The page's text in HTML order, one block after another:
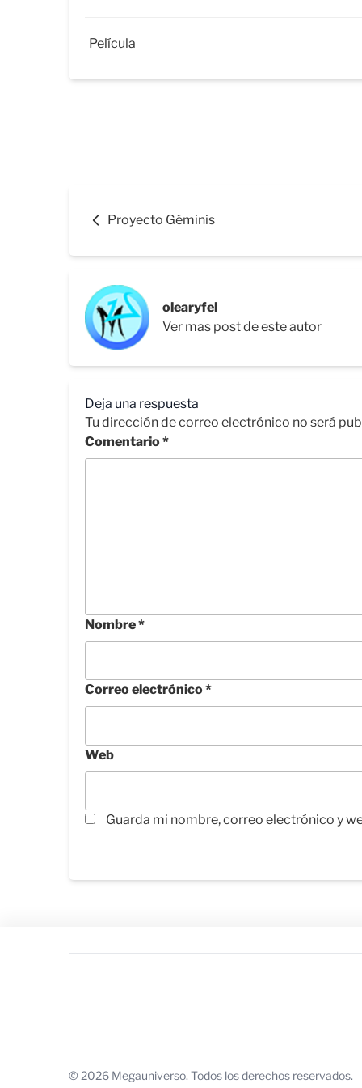
Película
Proyecto Géminis
olearyfel
Ver mas post de este autor
Deja una respuesta
Tu dirección de correo electrónico no será
Comentario*
Nombre*
Correo electrónico*
Web
Guarda mi nombre, correo electrónico y
© 2026 Megauniverso. Todos los derechos reservados.